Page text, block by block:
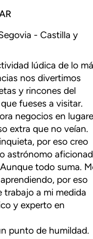
- Castilla y
lúdica de lo
nos divertimos
y rincones del
fueses a visitar.
negocios en
extra que no veían.
por eso creo
astrónomo
todo suma.
por eso
trabajo a mi medida
y experto en
punto de humildad.